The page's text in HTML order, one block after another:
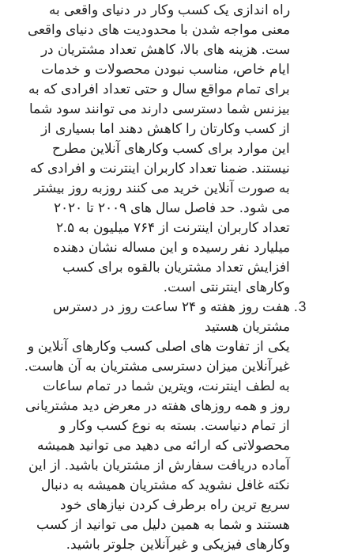
راه اندازی یک کسب وکار در دنیای واقعی به
معنی مواجه شدن با محدودیت های دنیای واقعی
ست. هزینه های بالا، کاهش تعداد مشتریان در
ایام خاص، مناسب نبودن محصولات و خدمات
برای تمام مواقع سال و حتی تعداد افرادی که به
بیزنس شما دسترسی دارند می توانند سود شما
از کسب وکارتان را کاهش دهند اما بسیاری از
این موارد برای کسب وکارهای آنلاین مطرح
نیستند. ضمنا تعداد کاربران اینترنت و افرادی که
به صورت آنلاین خرید می کنند روزبه روز بیشتر
می شود. حد فاصل سال های ۲۰۰۹ تا ۲۰۲۰
تعداد کاربران اینترنت از ۷۶۴ میلیون به ۲.۵
میلیارد نفر رسیده و این مساله نشان دهنده
افزایش تعداد مشتریان بالقوه برای کسب
وکارهای اینترنتی است.
هفت روز هفته و ۲۴ ساعت روز در دسترس
مشتریان هستید
یکی از تفاوت های اصلی کسب وکارهای آنلاین و
غیرآنلاین میزان دسترسی مشتریان به آن هاست.
به لطف اینترنت، ویترین شما در تمام ساعات
روز و همه روزهای هفته در معرض دید مشتریانی
از تمام دنیاست. بسته به نوع کسب وکار و
محصولاتی که ارائه می دهید می توانید همیشه
آماده دریافت سفارش از مشتریان باشید. از این
نکته غافل نشوید که مشتریان همیشه به دنبال
سریع ترین راه برطرف کردن نیازهای خود
هستند و شما به همین دلیل می توانید از کسب
وکارهای فیزیکی و غیرآنلاین جلوتر باشید.